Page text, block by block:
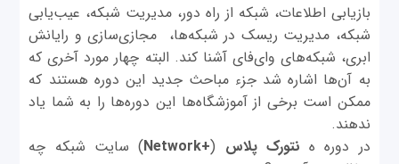
بازیابی اطلاعات، شبکه از راه دور، مدیریت شبکه، عیب‌یابی
شبکه، مدیریت ریسک در شبکه‌ها، مجازی‌سازی و رایانش
ابری، شبکه‌های وای‌فای آشنا کند. البته چهار مورد آخری که
به آن‌ها اشاره شد جزء مباحث جدید این دوره هستند که
ممکن است برخی از آموزشگاه‌ها این دوره‌ها را به شما یاد
ندهند.
در دوره هنتورک پلاس (
+Network
) سایت شبکه چه